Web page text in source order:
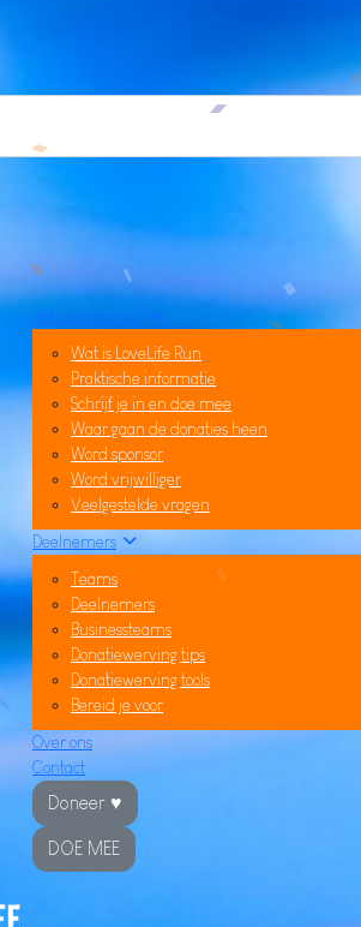
Wat is LoveLife Run
Praktische informatie
Schrijf je in en doe mee
Waar gaan de donaties heen
Word sponsor
Word vrijwilliger
Veelgestelde vragen
Deelnemers
Teams
Deelnemers
Businessteams
Donatiewerving tips
Donatiewerving tools
Bereid je voor
Over ons
Contact
Doneer ♥
DOE MEE